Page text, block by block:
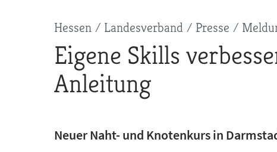
Pfadnavigation
Hessen Landesverband Presse
Eigene Skills
Anleitung
Neuer Naht- und Knotenkurs in